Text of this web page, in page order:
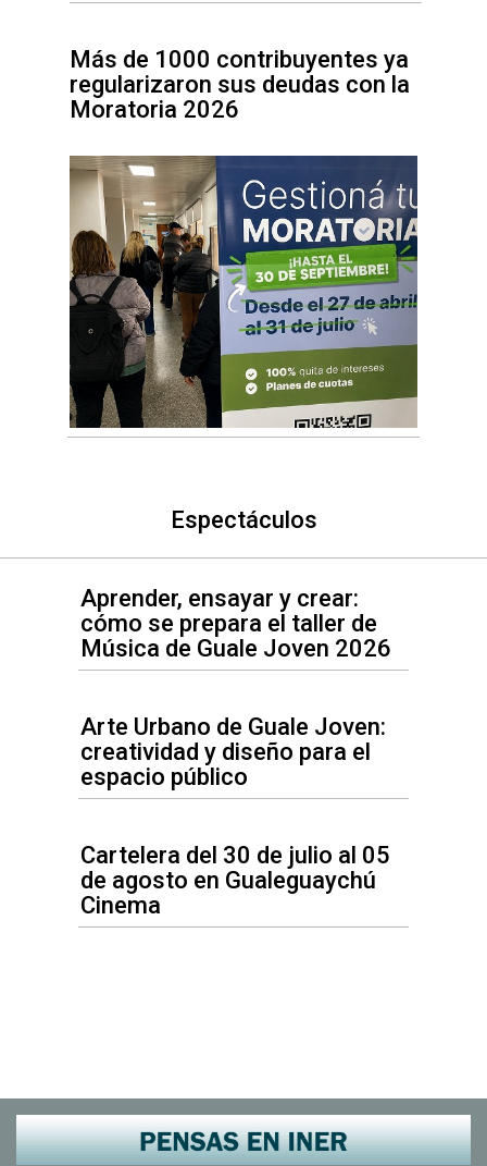
Más de 1000 contribuyentes ya
regularizaron sus deudas con la
Moratoria 2026
Espectáculos
Aprender, ensayar y crear:
cómo se prepara el taller de
Música de Guale Joven 2026
Arte Urbano de Guale Joven:
creatividad y diseño para el
espacio público
Cartelera del 30 de julio al 05
de agosto en Gualeguaychú
Cinema